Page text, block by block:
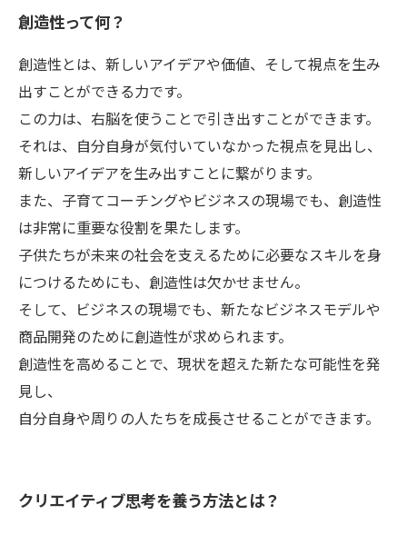
創造性って何？
創造性とは、新しいアイデアや価値、そして視点を生み
出すことができる力です。
この力は、右脳を使うことで引き出すことができます。
それは、自分自身が気付いていなかった視点を見出し、
新しいアイデアを生み出すことに繋がります。
また、子育てコーチングやビジネスの現場でも、創造性
は非常に重要な役割を果たします。
子供たちが未来の社会を支えるために必要なスキルを身
につけるためにも、創造性は欠かせません。
そして、ビジネスの現場でも、新たなビジネスモデルや
商品開発のために創造性が求められます。
創造性を高めることで、現状を超えた新たな可能性を発
見し、
自分自身や周りの人たちを成長させることができます。
クリエイティブ思考を養う方法とは？